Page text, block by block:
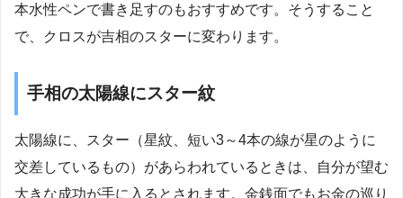
本水性ペンで書き足すのもおすすめです。そうすること
で、クロスが吉相のスターに変わります。
手相の太陽線にスター紋
太陽線に、スター（星紋、短い3～4本の線が星のように
交差しているもの）があらわれているときは、自分が望む
大きな成功が手に入るとされます。金銭面でもお金の巡り